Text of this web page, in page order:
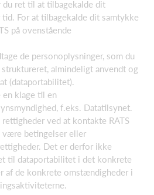
du ret til at tilbagekalde dit
For at tilbagekalde dit samtykke
på ovenstående
de personoplysninger, som du
almindeligt anvendt og
(dataportabilitet).
en klage til en
f.eks. Datatilsynet.
ved at kontakte RATS
være betingelser eller
Det er derfor ikke
til dataportabilitet i det konkrete
de konkrete omstændigheder i